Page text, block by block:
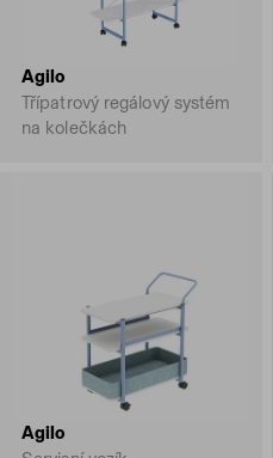
Agilo
Třípatrový regálový systém
na kolečkách
Agilo